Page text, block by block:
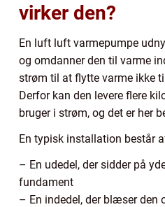
virker den?
En luft luft varmepumpe
og omdanner den til varme
strøm til at flytte varme ikke
Derfor kan den levere flere
bruger i strøm, og det er her
En typisk installation består
– En udedel, der sidder på
fundament
– En indedel, der blæser den